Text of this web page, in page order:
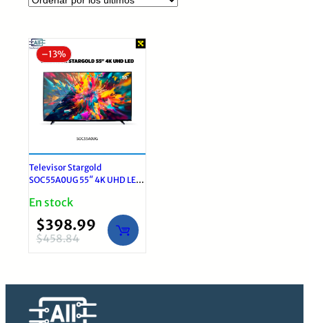
–13%
Televisor Stargold
SOC55A0UG 55″ 4K UHD LED
En stock
$458.84
original
era:
$458.84.
$398.99
actual
es:
$398.99.